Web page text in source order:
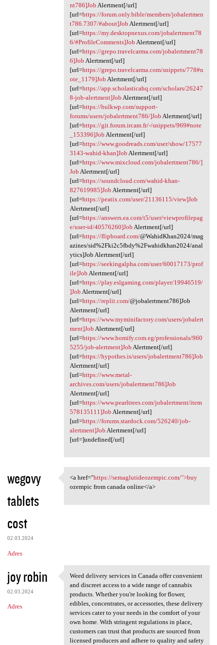
nt786]Job Alertment[/url]
[url=https://forum.only.bible/members/jobalertmen
t786.7307/#about]Job Alertment[/url]
[url=https://my.desktopnexus.com/jobalertment78
6/#ProfileComments]Job Alertment[/url]
[url=https://grepo.travelcarma.com/jobalertment78
6]Job Alertment[/url]
[url=https://grepo.travelcarma.com/snippets/778#n
ote_1179]Job Alertment[/url]
[url=https://app.scholasticahq.com/scholars/26247
8-job-alertment]Job Alertment[/url]
[url=https://bulkwp.com/support-
forums/users/jobalertment786/]Job Alertment[/url]
[url=https://git.forum.ircam.fr/-/snippets/969#note
_153396]Job Alertment[/url]
[url=https://www.goodreads.com/user/show/17577
3143-wahid-khan]Job Alertment[/url]
[url=https://www.mixcloud.com/jobalertment786/]
Job Alertment[/url]
[url=https://soundcloud.com/wahid-khan-
827619985]Job Alertment[/url]
[url=https://peatix.com/user/21136115/view]Job
Alertment[/url]
[url=https://answers.ea.com/t5/user/viewprofilepag
e/user-id/40576260]Job Alertment[/url]
[url=https://flipboard.com/@WahidKhan2024/mag
azines/sid%2Fki2c5fbdy%2Fwahidkhan2024/anal
ytics]Job Alertment[/url]
[url=https://seekingalpha.com/user/60017173/prof
ile]Job Alertment[/url]
[url=https://play.eslgaming.com/player/19946519/
]Job Alertment[/url]
[url=https://replit.com/@jobalertment786]Job
Alertment[/url]
[url=https://www.myminifactory.com/users/jobalert
ment]Job Alertment[/url]
[url=https://www.homify.com.eg/professionals/960
5255/job-alertment]Job Alertment[/url]
[url=https://hypothes.is/users/jobalertment786]Job
Alertment[/url]
[url=https://www.metal-
archives.com/users/jobalertment786]Job
Alertment[/url]
[url=https://www.pearltrees.com/jobalertment/item
578135111]Job Alertment[/url]
[url=https://forums.stardock.com/526240/job-
alertment]Job Alertment[/url]
[url=]undefined[/url]
wegovy
tablets
cost
02.03.2024
Adres
<a href="https:/
<a href="https://semaglutideozempic.com/">buy
ozempic from canada online</a>
joy robin
02.03.2024
Adres
Weed delivery services in
Weed delivery services in Canada offer convenient
and discreet access to a wide range of cannabis
products. Whether you're looking for flower,
edibles, concentrates, or accessories, these delivery
services cater to your needs in the comfort of your
own home. With stringent regulations in place,
customers can trust that products are sourced from
licensed producers and adhere to quality and safety